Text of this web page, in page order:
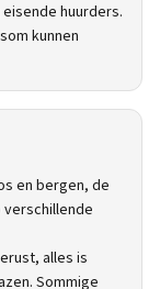
huurders.
kunnen
en bergen, de
verschillende
alles is
Sommige